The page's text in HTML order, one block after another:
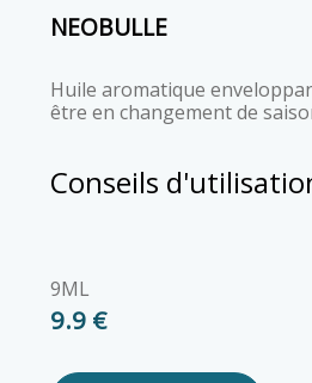
NEOBULLE
Huile aromatique enveloppante apporte bien
être en changement de
Conseils
9ML
9.9 €